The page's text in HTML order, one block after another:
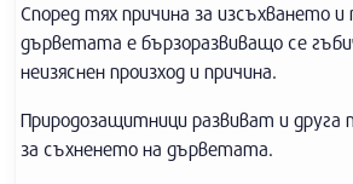
Според тях причина за изсъхването и
дърветата е бързоразвиващо се
неизяснен произход и причина.
Природозащитници развиват и друга
за съхненето на дърветата.